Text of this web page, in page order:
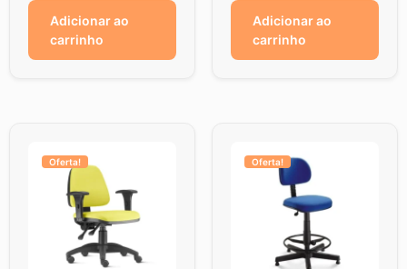
Adicionar ao
carrinho
Adicionar ao
carrinho
Oferta! Oferta!